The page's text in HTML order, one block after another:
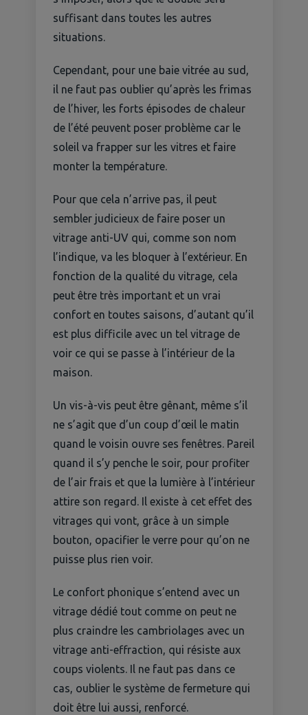
suffisant dans toutes les autres
situations.
Cependant, pour une baie vitrée au sud,
il ne faut pas oublier qu’après les frimas
de l’hiver, les forts épisodes de chaleur
de l’été peuvent poser problème car le
soleil va frapper sur les vitres et faire
monter la température.
Pour que cela n’arrive pas, il peut
sembler judicieux de faire poser un
vitrage anti-UV qui, comme son nom
l’indique, va les bloquer à l’extérieur. En
fonction de la qualité du vitrage, cela
peut être très important et un vrai
confort en toutes saisons, d’autant qu’il
est plus difficile avec un tel vitrage de
voir ce qui se passe à l’intérieur de la
maison.
Un vis-à-vis peut être gênant, même s’il
ne s’agit que d’un coup d’œil le matin
quand le voisin ouvre ses fenêtres. Pareil
quand il s’y penche le soir, pour profiter
de l’air frais et que la lumière à l’intérieur
attire son regard. Il existe à cet effet des
vitrages qui vont, grâce à un simple
bouton, opacifier le verre pour qu’on ne
puisse plus rien voir.
Le confort phonique s’entend avec un
vitrage dédié tout comme on peut ne
plus craindre les cambriolages avec un
vitrage anti-effraction, qui résiste aux
coups violents. Il ne faut pas dans ce
cas, oublier le système de fermeture qui
doit être lui aussi, renforcé.